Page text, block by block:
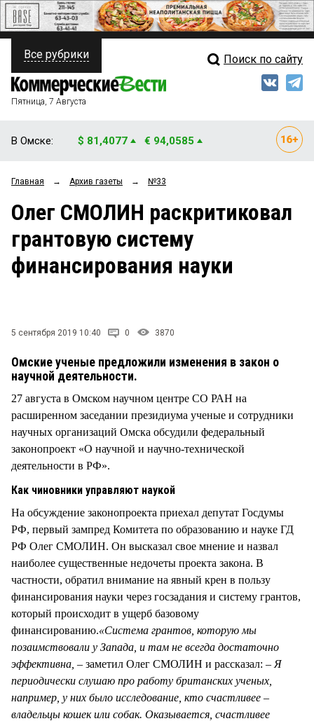
ПОЛИТИКА
ФИНАНСЫ
ОБЩЕСТВО
ЗАКОН
НОВОСТИ КОМПАНИЙ
Свежий выпуск
Рейтинги
Блоги
Архив
Все рубрики Поиск по сайту
Пятница, 7 Августа
В Омске: $ 81,4077 € 94,0585
Главная → Архив газеты → №33
Олег СМОЛИН раскритиковал
грантовую систему
финансирования науки
5 сентября 2019 10:40 0 3870
Омские ученые предложили изменения в закон о
научной деятельности.
27 августа в Омском научном центре СО РАН на
расширенном заседании президиума ученые и сотрудники
научных организаций Омска обсудили федеральный
законопроект «О научной и научно-технической
деятельности в РФ».
Как чиновники управляют наукой
На обсуждение законопроекта приехал депутат Госдумы
РФ, первый зампред Комитета по образованию и науке ГД
РФ Олег СМОЛИН. Он высказал свое мнение и назвал
наиболее существенные недочеты проекта закона. В
частности, обратил внимание на явный крен в пользу
финансирования науки через госзадания и систему грантов,
который происходит в ущерб базовому
финансированию.«Система грантов, которую мы
позаимствовали у Запада, и там не всегда достаточно
эффективна, – заметил Олег СМОЛИН и рассказал: – Я
периодически слушаю про работу британских ученых,
например, у них было исследование, кто счастливее –
владельцы кошек или собак. Оказывается, счастливее